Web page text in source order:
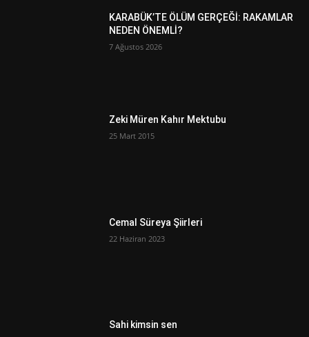
KARABÜK’TE ÖLÜM GERÇEĞİ: RAKAMLAR
NEDEN ÖNEMLİ?
7 Ağustos 2026
Zeki Müren Kahır Mektubu
25 Mart 2015
Cemal Süreya Şiirleri
22 Haziran 2023
Sahi kimsin sen